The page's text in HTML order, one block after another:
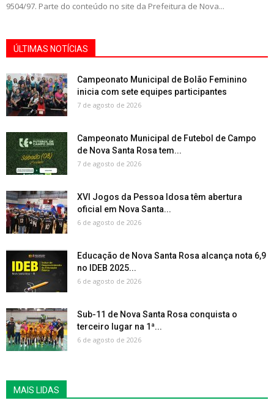
9504/97. Parte do conteúdo no site da Prefeitura de Nova...
ÚLTIMAS NOTÍCIAS
Campeonato Municipal de Bolão Feminino
inicia com sete equipes participantes
7 de agosto de 2026
Campeonato Municipal de Futebol de Campo
de Nova Santa Rosa tem...
7 de agosto de 2026
XVI Jogos da Pessoa Idosa têm abertura
oficial em Nova Santa...
6 de agosto de 2026
Educação de Nova Santa Rosa alcança nota 6,9
no IDEB 2025...
6 de agosto de 2026
Sub-11 de Nova Santa Rosa conquista o
terceiro lugar na 1ª...
6 de agosto de 2026
MAIS LIDAS